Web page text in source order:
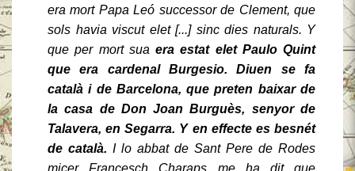
era mort Papa Leó successor de Clement, que
sols havia viscut elet [...] sinc dies naturals. Y
que per mort sua era estat elet Paulo Quint
que era cardenal Burgesio. Diuen se fa
català i de Barcelona, que preten baixar de
la casa de Don Joan Burguès, senyor de
Talavera, en Segarra. Y en effecte es besnét
de català. I lo abbat de Sant Pere de Rodes